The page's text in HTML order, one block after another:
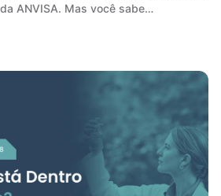
ANVISA. Mas você sabe
for “não”, continue lendo! Vamos te
qualidade do ar no seu
a qualidade do ar interno é tão
fechados pode ser até 5 vezes
externo. Isso acontece porque
fungos, partículas químicas e vírus
sistemas de climatização e se
O resultado?• Aumento de problemas